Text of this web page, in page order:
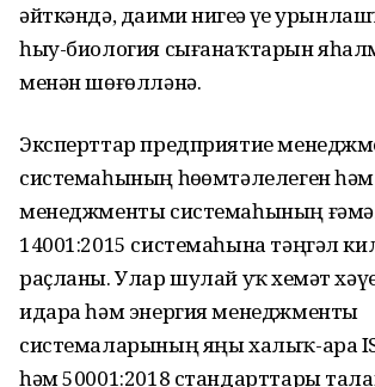
әйткәндә, даими нигеҙҙә үҙе
һыу-биология сығанаҡтарын
менән шөғөлләнә.
Эксперттар предприятие
системаһының һөҙөмтәлелеген
менеджменты системаһының
14001:2015 системаһына тәңгәл
раҫланы. Улар шулай уҡ хеҙмәт
идара һәм энергия менеджменты
системаларының яңы халыҡ-ара
һәм 50001:2018 стандарттары